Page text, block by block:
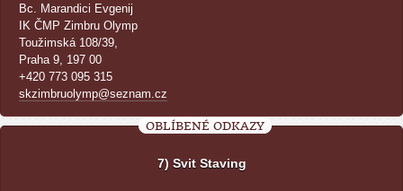
Bc. Marandici Evgenij
IK ČMP Zimbru Olymp
Toužimská 108/39,
Praha 9, 197 00
+420 773 095 315
skzimbruolymp@seznam.cz
OBLÍBENÉ ODKAZY
7) Svit Staving